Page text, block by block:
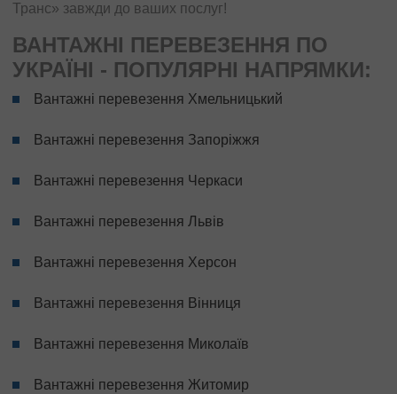
Транс» завжди до ваших послуг!
ВАНТАЖНІ ПЕРЕВЕЗЕННЯ ПО
УКРАЇНІ - ПОПУЛЯРНІ НАПРЯМКИ:
Вантажні перевезення Хмельницький
Вантажні перевезення Запоріжжя
Вантажні перевезення Черкаси
Вантажні перевезення Львів
Вантажні перевезення Херсон
Вантажні перевезення Вінниця
Вантажні перевезення Миколаїв
Вантажні перевезення Житомир